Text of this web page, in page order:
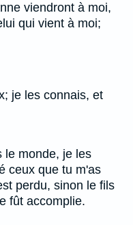
viendront à moi,
qui vient à moi;
je les connais, et
le monde, je les
ceux que tu m'as
perdu, sinon le fils
fût accomplie.